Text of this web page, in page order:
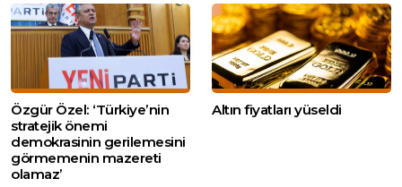
Özgür Özel: ‘Türkiye’nin
stratejik önemi
demokrasinin gerilemesini
görmemenin mazereti
olamaz’
Altın fiyatları yüseldi